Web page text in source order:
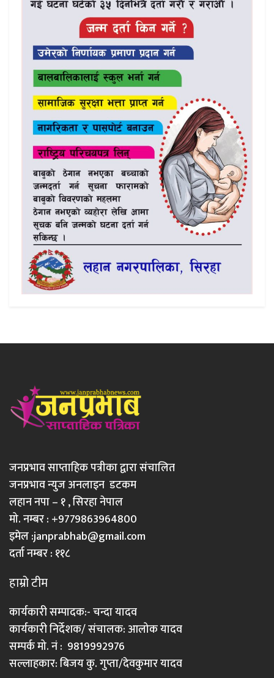
जनप्रभाव साप्ताहिक पत्रीका द्वारा संचालित
जनप्रभाव न्युज अनलाइन डटकम
लहान नपा – १ , सिरहा नेपाल
मो. नम्बर : +9779863964800
इमेल :janprabhab@gmail.com
दर्ता नम्बर : ११८
हाम्रो टीम
कार्यकारी सम्पादक:- चन्दा यादव
कार्यकारी निर्देशक/ संचालक: आलोक यादव
सम्पर्क मो. नं : 9819992976
सल्लाहकार: बिजय कु. गुप्ता/देवकुमार यादव